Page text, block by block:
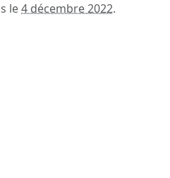
le4 décembre 2022.